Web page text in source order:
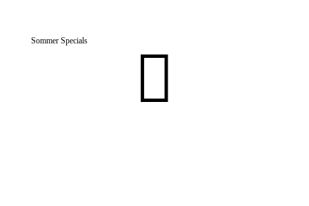
Sommer Specials
